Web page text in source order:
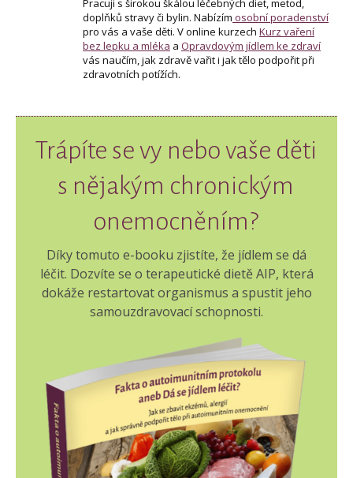
Pracuji s širokou škálou léčebných diet, metod,
doplňků stravy či bylin. Nabízím osobní poradenství
pro vás a vaše děti. V online kurzech Kurz vaření
bez lepku a mléka a Opravdovým jídlem ke zdraví
vás naučím, jak zdravě vařit i jak tělo podpořit při
zdravotních potížích.
Trápíte se vy nebo vaše děti
s nějakým chronickým
onemocněním?
Díky tomuto e-booku zjistíte, že jídlem se dá
léčit. Dozvíte se o terapeutické dietě AIP, která
dokáže restartovat organismus a spustit jeho
samouzdravovací schopnosti.